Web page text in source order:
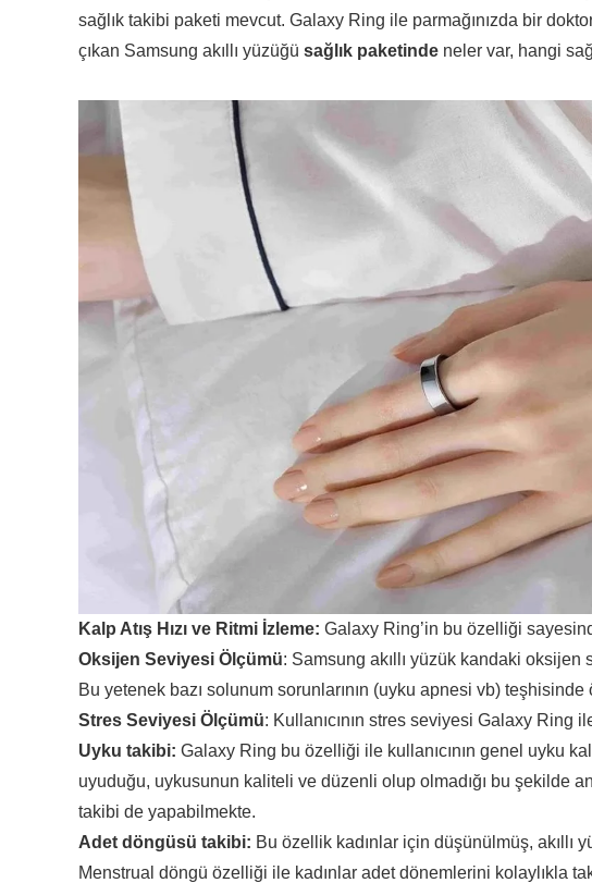
sağlık takibi paketi mevcut. Galaxy Ring ile parmağınızda bir
çıkan Samsung akıllı yüzüğü sağlık paketinde neler var, hangi
Kalp Atış Hızı ve Ritmi İzleme: Galaxy Ring’in bu özelliği
Oksijen Seviyesi Ölçümü: Samsung akıllı yüzük kandaki
Bu yetenek bazı solunum sorunlarının (uyku apnesi vb)
Stres Seviyesi Ölçümü: Kullanıcının stres seviyesi Galaxy Ring
Uyku takibi: Galaxy Ring bu özelliği ile kullanıcının genel uyku
uyuduğu, uykusunun kaliteli ve düzenli olup olmadığı bu şekilde
takibi de yapabilmekte.
Adet döngüsü takibi: Bu özellik kadınlar için düşünülmüş, akıllı
Menstrual döngü özelliği ile kadınlar adet dönemlerini kolaylıkla